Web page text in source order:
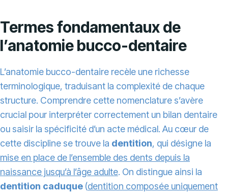
Termes fondamentaux de
l’anatomie bucco-dentaire
L’anatomie bucco-dentaire recèle une richesse
terminologique, traduisant la complexité de chaque
structure. Comprendre cette nomenclature s’avère
crucial pour interpréter correctement un bilan dentaire
ou saisir la spécificité d’un acte médical. Au cœur de
cette discipline se trouve la dentition, qui désigne la
mise en place de l’ensemble des dents depuis la
naissance jusqu’à l’âge adulte. On distingue ainsi la
dentition caduque (dentition composée uniquement